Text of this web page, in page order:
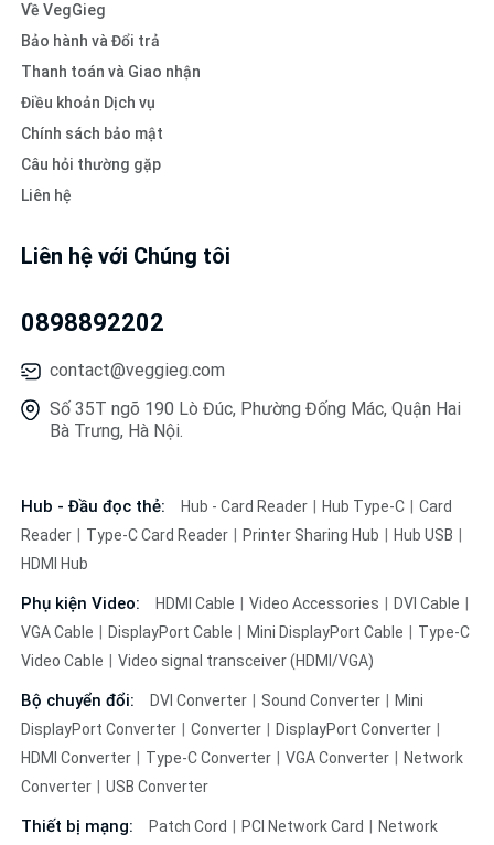
Về VegGieg
Bảo hành và Đổi trả
Thanh toán và Giao nhận
Điều khoản Dịch vụ
Chính sách bảo mật
Câu hỏi thường gặp
Liên hệ
Liên hệ với Chúng tôi
0898892202
contact@veggieg.com
Số 35T ngõ 190 Lò Đúc, Phường Đống Mác, Quận Hai
Bà Trưng, Hà Nội.
Hub - Đầu đọc thẻ: Hub - Card Reader Hub Type-C
Card
Reader
Type-C Card Reader Printer Sharing Hub
Hub USB
HDMI Hub
Phụ kiện Video: HDMI Cable Video Accessories
DVI Cable
VGA Cable
DisplayPort Cable Mini DisplayPort Cable
Type-C
Video Cable
Video signal transceiver (HDMI/VGA)
Bộ chuyển đổi: DVI Converter Sound Converter
Mini
DisplayPort Converter
Converter
DisplayPort Converter
HDMI Converter
Type-C Converter VGA Converter
Network
Converter
USB Converter
Thiết bị mạng: Patch Cord PCI Network Card
Network